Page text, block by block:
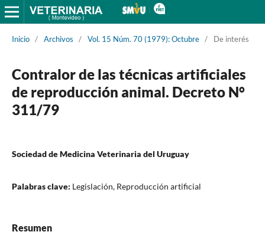
Inicio / Archivos / Vol. 15 Núm. 70 (1979): Octubre / De interés
Contralor de las técnicas artificiales
de reproducción animal. Decreto N°
311/79
Sociedad de Medicina Veterinaria del Uruguay
Palabras clave: Legislación, Reproducción artificial
Resumen